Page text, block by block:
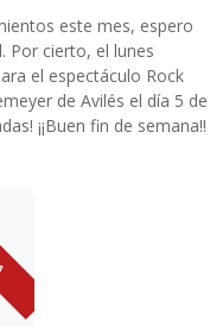
este mes, espero
Por cierto, el lunes
el espectáculo Rock
de Avilés el día 5 de
¡¡Buen fin de semana!!